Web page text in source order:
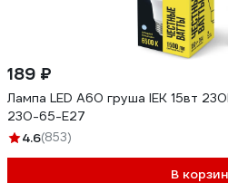
189 ₽
Лампа LED A60 груша IEK 15вт
230-65-E27
4.6(853)
В